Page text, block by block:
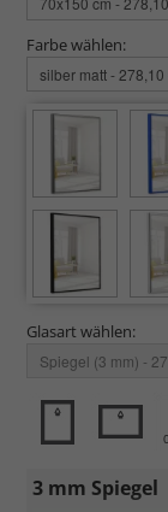
Farbe wählen:
Glasart wählen:
3 mm Spiegel